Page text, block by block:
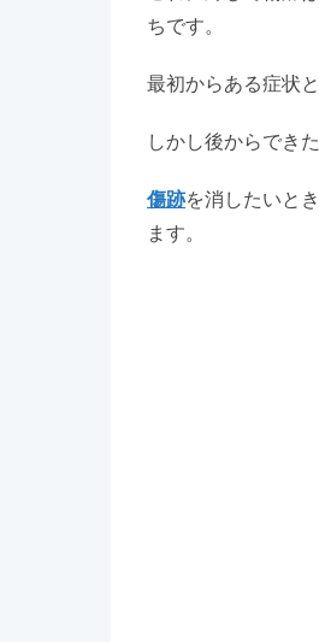
ちです。
最初からある症状
しかし後からでき
傷跡を消したいと
ます。